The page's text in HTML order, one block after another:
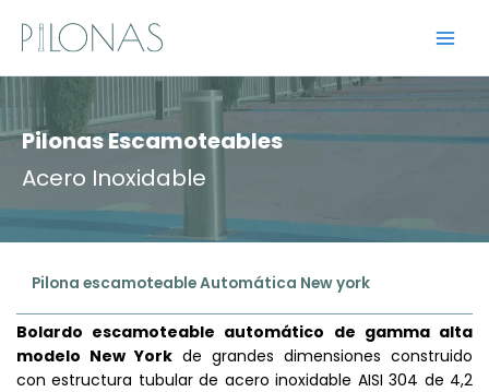
contenido
Pilonas Escamoteables
Acero Inoxidable
Pilona escamoteable Automática New york
Bolardo escamoteable automático de gamma alta
modelo New York de grandes dimensiones construido
con estructura tubular de acero inoxidable AISI 304 de 4,2